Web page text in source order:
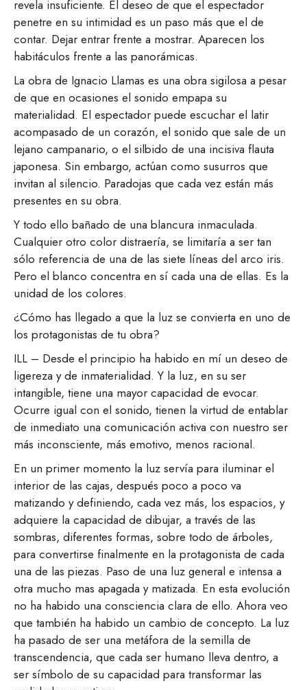
revela insuficiente. El deseo de que el espectador
penetre en su intimidad es un paso más que el de
contar. Dejar entrar frente a mostrar. Aparecen los
habitáculos frente a las panorámicas.
La obra de Ignacio Llamas es una obra sigilosa a pesar
de que en ocasiones el sonido empapa su
materialidad. El espectador puede escuchar el latir
acompasado de un corazón, el sonido que sale de un
lejano campanario, o el silbido de una incisiva flauta
japonesa. Sin embargo, actúan como susurros que
invitan al silencio. Paradojas que cada vez están más
presentes en su obra.
Y todo ello bañado de una blancura inmaculada.
Cualquier otro color distraería, se limitaría a ser tan
sólo referencia de una de las siete líneas del arco iris.
Pero el blanco concentra en sí cada una de ellas. Es la
unidad de los colores.
¿Cómo has llegado a que la luz se convierta en uno de
los protagonistas de tu obra?
ILL – Desde el principio ha habido en mí un deseo de
ligereza y de inmaterialidad. Y la luz, en su ser
intangible, tiene una mayor capacidad de evocar.
Ocurre igual con el sonido, tienen la virtud de entablar
de inmediato una comunicación activa con nuestro ser
más inconsciente, más emotivo, menos racional.
En un primer momento la luz servía para iluminar el
interior de las cajas, después poco a poco va
matizando y definiendo, cada vez más, los espacios, y
adquiere la capacidad de dibujar, a través de las
sombras, diferentes formas, sobre todo de árboles,
para convertirse finalmente en la protagonista de cada
una de las piezas. Paso de una luz general e intensa a
otra mucho mas apagada y matizada. En esta evolución
no ha habido una consciencia clara de ello. Ahora veo
que también ha habido un cambio de concepto. La luz
ha pasado de ser una metáfora de la semilla de
transcendencia, que cada ser humano lleva dentro, a
ser símbolo de su capacidad para transformar las